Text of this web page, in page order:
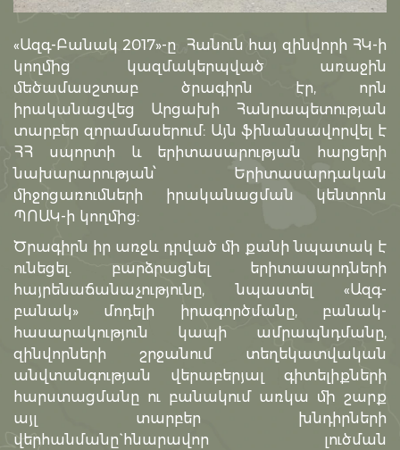
«Ազգ-Բանակ 2017»-ը Հանուն հայ զինվորի ՀԿ-ի
կողմից կազմակերպված առաջին
մեծամասշտաբ ծրագիրն էր, որն
իրականացվեց Արցախի Հանրապետության
տարբեր զորամասերում: Այն ֆինանսավորվել է
ՀՀ սպորտի և երիտասարության հարցերի
նախարարության՝ Երիտասարդական
միջոցառումների իրականացման կենտրոն
ՊՈԱԿ-ի կողմից:
Ծրագիրն իր առջև դրված մի քանի նպատակ է
ունեցել. բարձրացնել երիտասարդների
հայրենաճանաչությունը, նպաստել «Ազգ-
բանակ» մոդելի իրագործմանը, բանակ-
հասարակություն կապի ամրապնդմանը,
զինվորների շրջանում տեղեկատվական
անվտանգության վերաբերյալ գիտելիքների
հարստացմանը ու բանակում առկա մի շարք
այլ տարբեր խնդիրների
վերհանմանը`հնարավոր լուծման